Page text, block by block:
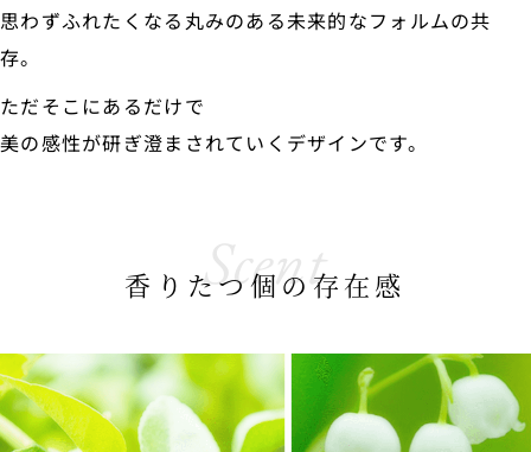
思わずふれたくなる丸みのある未来的なフォルムの共
存。
ただそこにあるだけで
美の感性が研ぎ澄まされていくデザインです。
Scent
香りたつ個の存在感